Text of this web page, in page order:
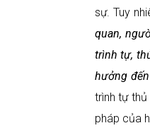
sự. Tuy
quan,
trình tự,
hưởng
trình tự
pháp của